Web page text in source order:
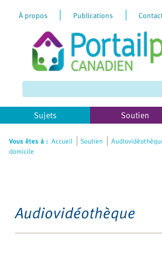
À propos Publications
Sujets Soutien
Vous êtes à : Accueil Soutien
domicile
Audiovidéothèque